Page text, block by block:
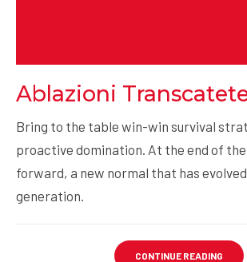
Ablazioni
Bring to the table win-win survival
proactive domination. At the end of the
forward, a new normal that has
generation.
CONTINUE READING